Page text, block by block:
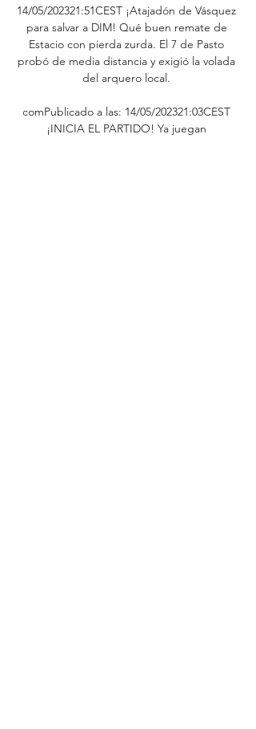
14/05/202321:51CEST ¡Atajadón de Vásquez
para salvar a DIM! Qué buen remate de
Estacio con pierda zurda. El 7 de Pasto
probó de media distancia y exigió la volada
del arquero local.
comPublicado a las: 14/05/202321:03CEST
¡INICIA EL PARTIDO! Ya juegan